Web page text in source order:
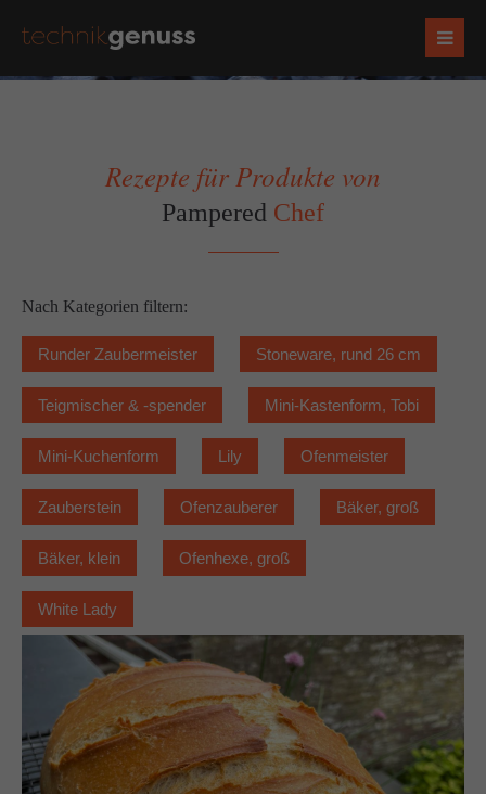
Rezepte für Produkte von
Pampered Chef
Nach Kategorien filtern:
Runder Zaubermeister Stoneware, rund 26 cm
Teigmischer & -spender Mini-Kastenform, Tobi
Mini-Kuchenform Lily Ofenmeister
Zauberstein Ofenzauberer Bäker, groß
Bäker, klein Ofenhexe, groß
White Lady